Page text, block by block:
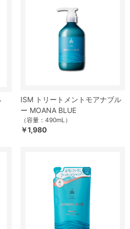
ISM トリートメントモアナブル
ー MOANA BLUE
（容量：490mL）
￥1,980